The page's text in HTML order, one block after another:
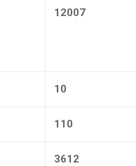
12007
10
110
3612